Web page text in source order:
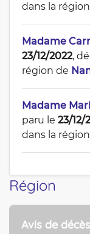
dans la
Madame
23/12/2022,
région de
Madame
paru le 23/12/
dans la
Région
Avis de